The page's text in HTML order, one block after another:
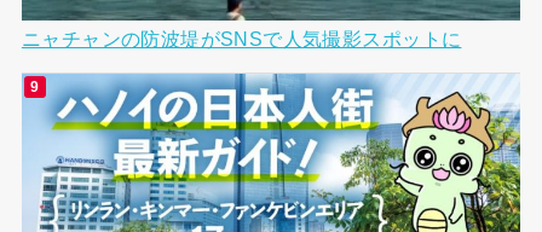
ニャチャンの防波堤がSNSで人気撮影スポットに